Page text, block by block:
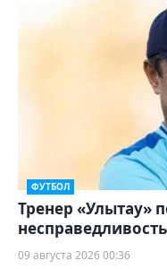
ФУТБОЛ
Тренер «Улытау»
09 августа 2026 00:36